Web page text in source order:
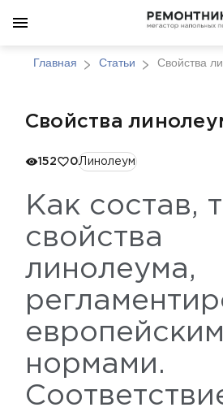
Главная Статьи Свойства
Свойства
152 0Линолеум
Как состав,
свойства
линолеума,
нормами.